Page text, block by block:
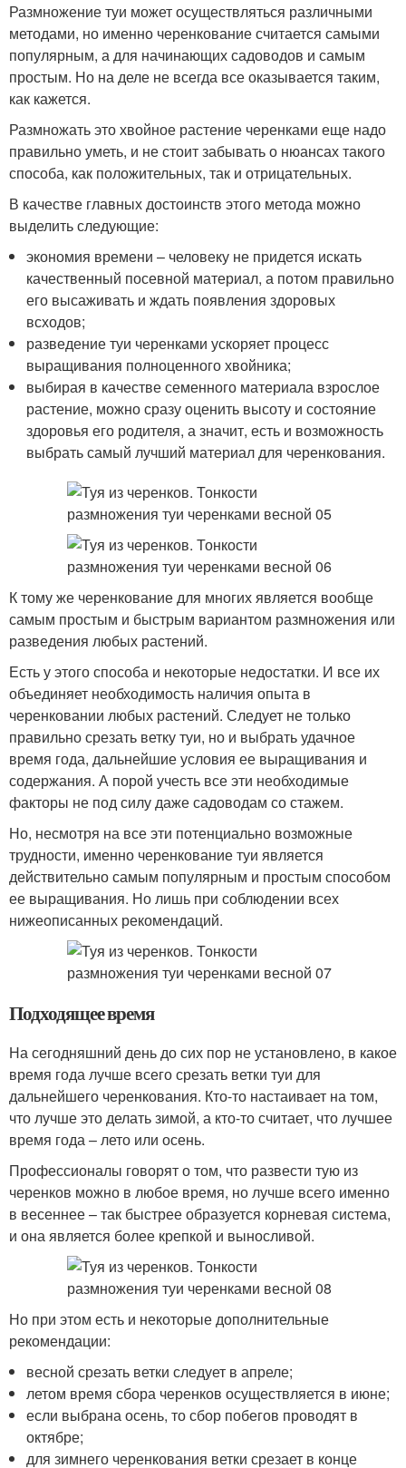
Размножение туи может осуществляться различными
методами, но именно черенкование считается самыми
популярным, а для начинающих садоводов и самым
простым. Но на деле не всегда все оказывается таким,
как кажется.
Размножать это хвойное растение черенками еще надо
правильно уметь, и не стоит забывать о нюансах такого
способа, как положительных, так и отрицательных.
В качестве главных достоинств этого метода можно
выделить следующие:
экономия времени – человеку не придется искать
качественный посевной материал, а потом правильно
его высаживать и ждать появления здоровых
всходов;
разведение туи черенками ускоряет процесс
выращивания полноценного хвойника;
выбирая в качестве семенного материала взрослое
растение, можно сразу оценить высоту и состояние
здоровья его родителя, а значит, есть и возможность
выбрать самый лучший материал для черенкования.
К тому же черенкование для многих является вообще
самым простым и быстрым вариантом размножения или
разведения любых растений.
Есть у этого способа и некоторые недостатки. И все их
объединяет необходимость наличия опыта в
черенковании любых растений. Следует не только
правильно срезать ветку туи, но и выбрать удачное
время года, дальнейшие условия ее выращивания и
содержания. А порой учесть все эти необходимые
факторы не под силу даже садоводам со стажем.
Но, несмотря на все эти потенциально возможные
трудности, именно черенкование туи является
действительно самым популярным и простым способом
ее выращивания. Но лишь при соблюдении всех
нижеописанных рекомендаций.
Подходящее время
На сегодняшний день до сих пор не установлено, в какое
время года лучше всего срезать ветки туи для
дальнейшего черенкования. Кто-то настаивает на том,
что лучше это делать зимой, а кто-то считает, что лучшее
время года – лето или осень.
Профессионалы говорят о том, что развести тую из
черенков можно в любое время, но лучше всего именно
в весеннее – так быстрее образуется корневая система,
и она является более крепкой и выносливой.
Но при этом есть и некоторые дополнительные
рекомендации:
весной срезать ветки следует в апреле;
летом время сбора черенков осуществляется в июне;
если выбрана осень, то сбор побегов проводят в
октябре;
для зимнего черенкования ветки срезает в конце